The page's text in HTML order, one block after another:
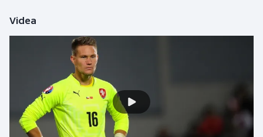
Short track
Sportovní střelba
Stolní tenis
Triatlon
Videa